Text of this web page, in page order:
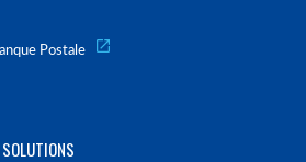
Postale